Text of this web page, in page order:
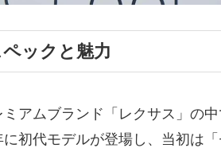
ックと魅力
アムブランド「レクサス」の
初代モデルが登場し、当初は